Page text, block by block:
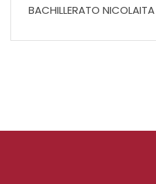
BACHILLERATO NICOLAITA